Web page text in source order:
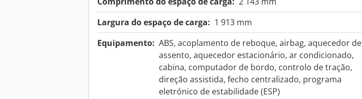
Largura do espaço de carga: 1 913 mm
Equipamento: ABS, acoplamento de reboque, airbag, aquecedor de
assento, aquecedor estacionário, ar condicionado,
cabina, computador de bordo, controlo de tração,
direção assistida, fecho centralizado, programa
eletrónico de estabilidade (ESP)